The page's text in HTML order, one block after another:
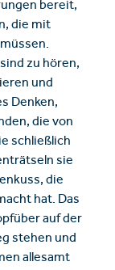
bereit,
die mit
zu hören,
und
Denken,
die von
schließlich
sie
die
hat. Das
auf der
stehen und
allesamt